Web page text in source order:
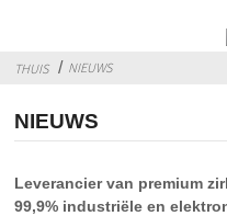
THUIS NIEUWS
NIEUWS
Leverancier van premium
99,9% industriële en